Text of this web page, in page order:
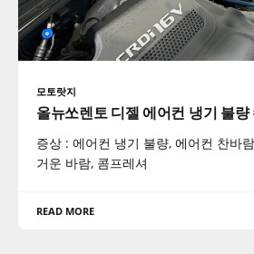
모토랏지
올뉴쏘렌토 디젤 에어컨 냉기 불량
증상 : 에어컨 냉기 불량, 에어컨 찬바
거운 바람, 콤프레셔
READ MORE